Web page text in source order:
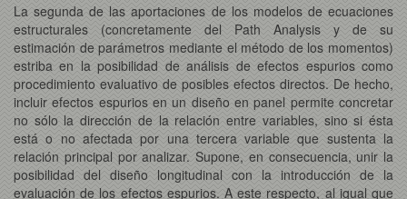
La segunda de las aportaciones de los modelos de ecuaciones
estructurales (concretamente del Path Analysis y de su
estimación de parámetros mediante el método de los momentos)
estriba en la posibilidad de análisis de efectos espurios como
procedimiento evaluativo de posibles efectos directos. De hecho,
incluir efectos espurios en un diseño en panel permite concretar
no sólo la dirección de la relación entre variables, sino si ésta
está o no afectada por una tercera variable que sustenta la
relación principal por analizar. Supone, en consecuencia, unir la
posibilidad del diseño longitudinal con la introducción de la
evaluación de los efectos espurios. A este respecto, al igual que